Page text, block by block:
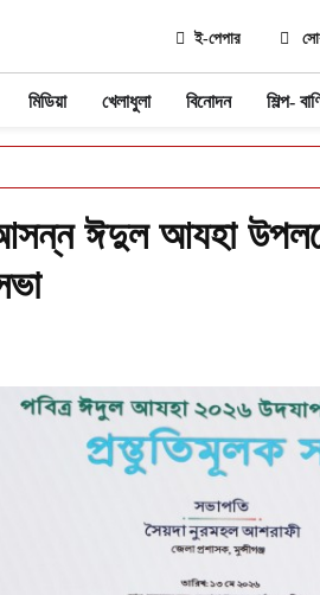
ই-পেপার
মিডিয়া খেলাধুলা বিনোদন শিল্প-
আসন্ন ঈদুল আযহা